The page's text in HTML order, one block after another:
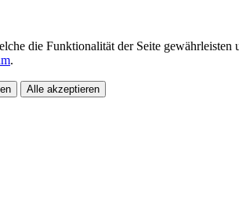
die Funktionalität der Seite
.
Alle akzeptieren